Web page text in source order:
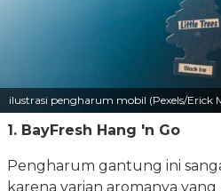
ilustrasi pengharum mobil (Pexels/Erick
1. BayFresh Hang 'n Go
Pengharum gantung ini
karena varian aromanya